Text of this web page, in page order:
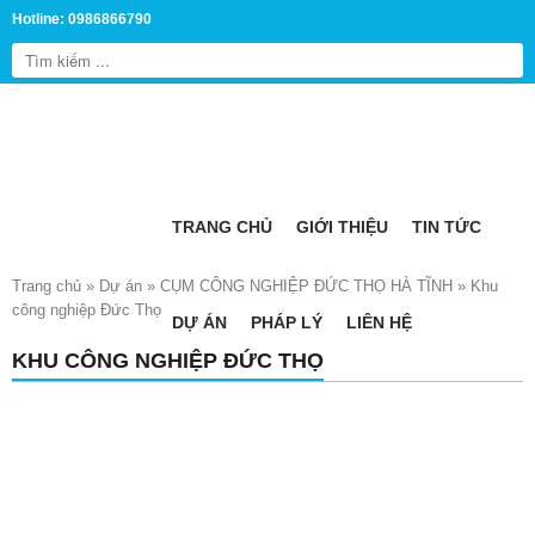
Hotline: 0986866790
TRANG CHỦ GIỚI THIỆU TIN TỨC
DỰ ÁN PHÁP LÝ LIÊN HỆ
Trang chủ » Dự án » CỤM CÔNG NGHIỆP ĐỨC THỌ HÀ TĨNH » Khu
công nghiệp Đức Thọ
KHU CÔNG NGHIỆP ĐỨC THỌ